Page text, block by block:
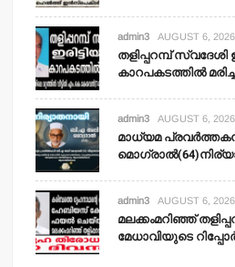
admin3 AUGUST 6, 2026
തളിപ്പറമ്പ് സ്വദേശി
കാറപകടത്തില്‍
admin3 AUGUST 6, 2026
മാധ്യമ
admin3 AUGUST 6, 2026
മലക്കംമറിഞ്ഞ്
മേധാവിയുടെ